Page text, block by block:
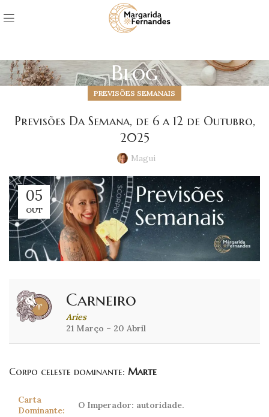
Blog
PREVISÕES SEMANAIS
Previsões Da Semana, de 6 a 12 de Outubro,
2025
Magui
05
OUT
Carneiro
Aries
21 Março – 20 Abril
Corpo celeste dominante: Marte
Carta
Dominante:
O Imperador: autoridade.